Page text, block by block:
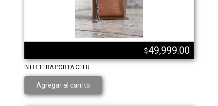
$49,999.00
BILLETERA PORTA CELU
Agregar al carrito